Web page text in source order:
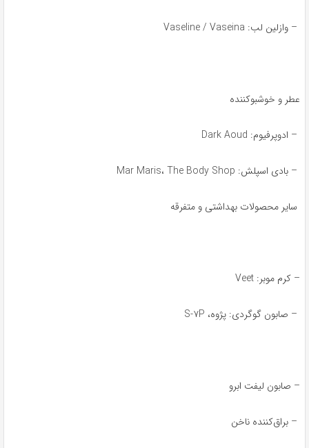
– وازلین لب: Vaseline / Vaseina
عطر و خوشبوکننده
– ادوپرفیوم: Dark Aoud
– بادی اسپلش: Mar Maris، The Body Shop
سایر محصولات بهداشتی و متفرقه
– کرم موبر: Veet
– صابون گوگردی: پژوه، S-۷P
– صابون لیفت ابرو
– براق‌کننده ناخن